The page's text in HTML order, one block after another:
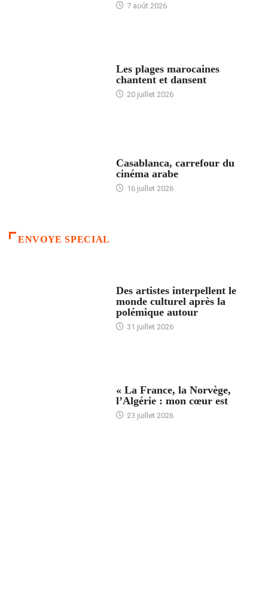
7 août 2026
Les plages marocaines
chantent et dansent
20 juillet 2026
Casablanca, carrefour du
cinéma arabe
16 juillet 2026
ENVOYE SPECIAL
Des artistes interpellent le
monde culturel après la
polémique autour
31 juillet 2026
« La France, la Norvège,
l’Algérie : mon cœur est
23 juillet 2026